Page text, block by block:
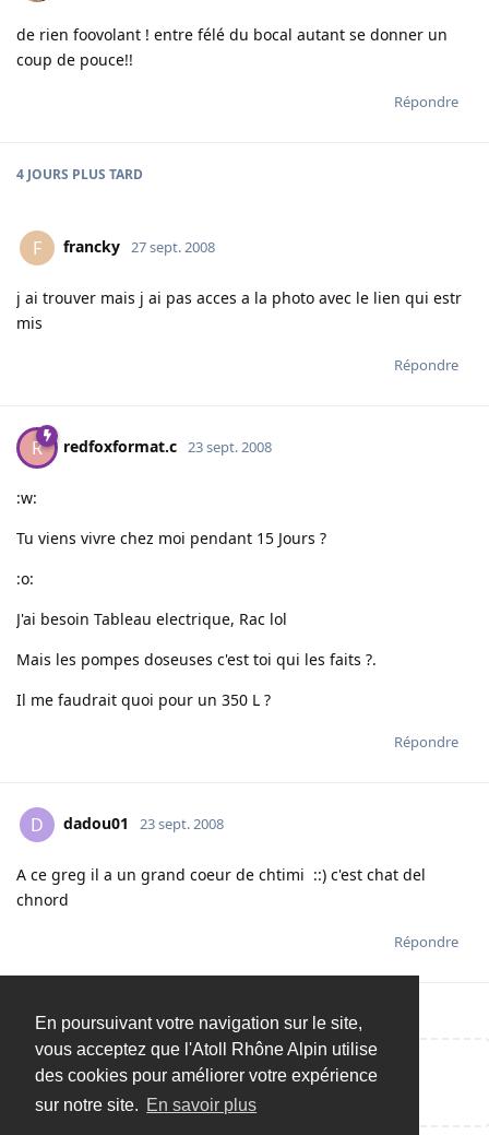
En poursuivant votre navigation sur le site,
vous acceptez que l'Atoll Rhône Alpin utilise
des cookies pour améliorer votre expérience
sur notre site. En savoir plus
de rien foovolant ! entre félé du bocal autant se donner un
coup de pouce!!
Répondre
4 JOURS PLUS TARD
F francky 27 sept. 2008
j ai trouver mais j ai pas acces a la photo avec le lien qui estr
mis
Répondre
R redfoxformat.c 23 sept. 2008
:w:
Tu viens vivre chez moi pendant 15 Jours ?
:o:
J'ai besoin Tableau electrique, Rac lol
Mais les pompes doseuses c'est toi qui les faits ?.
Il me faudrait quoi pour un 350 L ?
Répondre
D dadou01 23 sept. 2008
A ce greg il a un grand coeur de chtimi ::) c'est chat del
chnord
Répondre
Répondre…